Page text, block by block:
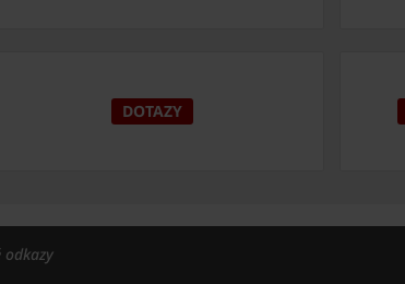
DOTAZY
odkazy